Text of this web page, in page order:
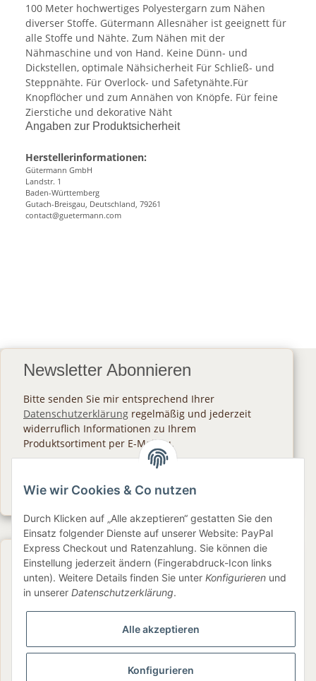
100 Meter hochwertiges Polyestergarn zum Nähen
diverser Stoffe. Gütermann Allesnäher ist geeignett für
alle Stoffe und Nähte. Zum Nähen mit der
Nähmaschine und von Hand. Keine Dünn- und
Dickstellen, optimale Nähsicherheit Für Schließ- und
Steppnähte. Für Overlock- und Safetynähte.Für
Knopflöcher und zum Annähen von Knöpfe. Für feine
Zierstiche und dekorative Näht
Angaben zur Produktsicherheit
Herstellerinformationen:
Gütermann GmbH
Landstr. 1
Baden-Württemberg
Gutach-Breisgau, Deutschland, 79261
contact@guetermann.com
Newsletter Abonnieren
Bitte senden Sie mir entsprechend Ihrer
Datenschutzerklärung regelmäßig und jederzeit
widerruflich Informationen zu Ihrem
Produktsortiment per E-Mail zu.
Newsletter Abonnieren
Gesetzliche Informationen
Informationen
Wie wir Cookies & Co nutzen
Durch Klicken auf „Alle akzeptieren“ gestatten Sie den
Einsatz folgender Dienste auf unserer Website: PayPal
Express Checkout und Ratenzahlung. Sie können die
Einstellung jederzeit ändern (Fingerabdruck-Icon links
unten). Weitere Details finden Sie unter Konfigurieren und
in unserer Datenschutzerklärung.
Alle akzeptieren
Konfigurieren